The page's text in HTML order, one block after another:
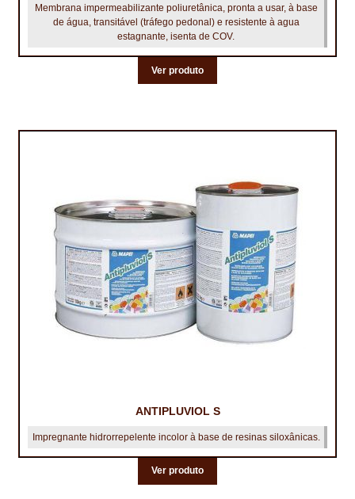
Membrana impermeabilizante poliuretânica, pronta a usar, à base
de água, transitável (tráfego pedonal) e resistente à agua
estagnante, isenta de COV.
Ver produto
ANTIPLUVIOL S
Impregnante hidrorrepelente incolor à base de resinas siloxânicas.
Ver produto